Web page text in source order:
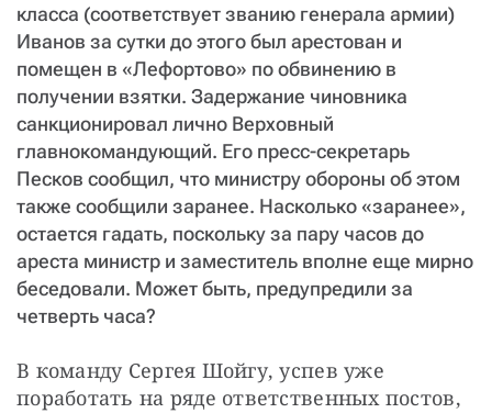
класса (соответствует званию генерала армии)
Иванов за сутки до этого был арестован и
помещен в «Лефортово» по обвинению в
получении взятки. Задержание чиновника
санкционировал лично Верховный
главнокомандующий. Его пресс-секретарь
Песков сообщил, что министру обороны об этом
также сообщили заранее. Насколько «заранее»,
остается гадать, поскольку за пару часов до
ареста министр и заместитель вполне еще мирно
беседовали. Может быть, предупредили за
четверть часа?
В команду Сергея Шойгу, успев уже
поработать на ряде ответственных постов,